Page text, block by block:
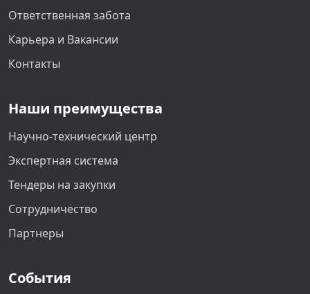
Ответственная забота
Карьера и Вакансии
Контакты
Наши преимущества
Научно-технический центр
Экспертная система
Тендеры на закупки
Сотрудничество
Партнеры
События